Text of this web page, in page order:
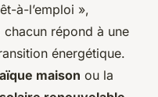
à-l’emploi »,
répond à une
énergétique.
maison ou la